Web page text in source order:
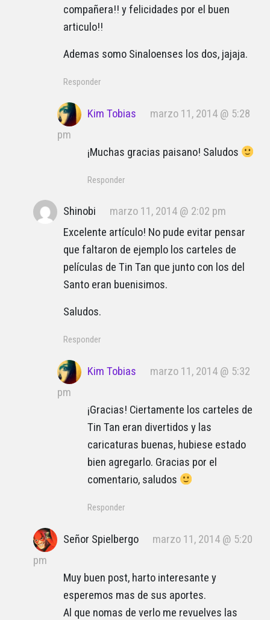
compañera!! y felicidades por el buen
articulo!!
Ademas somo Sinaloenses los dos, jajaja.
Responder
Kim Tobias
marzo 11, 2014 @ 5:28
pm
¡Muchas gracias paisano! Saludos
Responder
Shinobi
marzo 11, 2014 @ 2:02 pm
Excelente artículo! No pude evitar pensar
que faltaron de ejemplo los carteles de
películas de Tin Tan que junto con los del
Santo eran buenisimos.
Saludos.
Responder
Kim Tobias
marzo 11, 2014 @ 5:32
pm
¡Gracias! Ciertamente los carteles de
Tin Tan eran divertidos y las
caricaturas buenas, hubiese estado
bien agregarlo. Gracias por el
comentario, saludos
Responder
Señor Spielbergo
marzo 11, 2014 @ 5:20
pm
Muy buen post, harto interesante y
esperemos mas de sus aportes.
Al que nomas de verlo me revuelves las